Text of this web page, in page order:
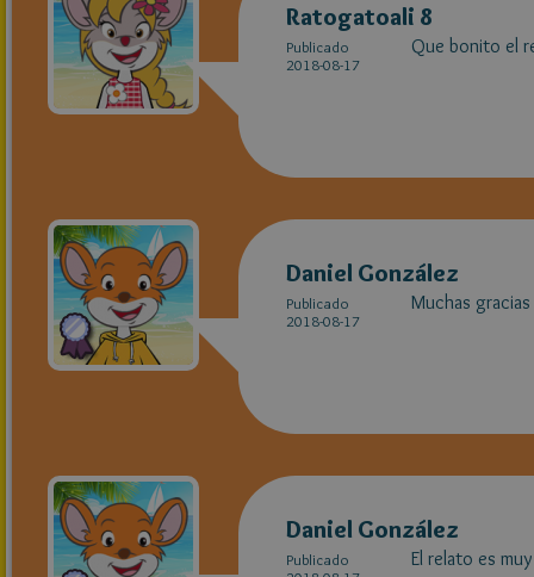
Ratogatoali 8
Publicado
2018-08-17
Que bonito el
Daniel González
Publicado
2018-08-17
Muchas
Daniel González
Publicado
El relato es